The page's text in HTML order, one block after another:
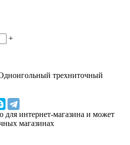
+
трехниточный
для интернет-магазина и может
магазинах